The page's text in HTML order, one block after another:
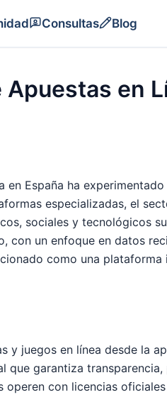
Consultas Blog
en
España ha
especializadas, el
sociales y tecnológicos
con un enfoque en datos
como una
y juegos en línea desde la
que garantiza
con licencias